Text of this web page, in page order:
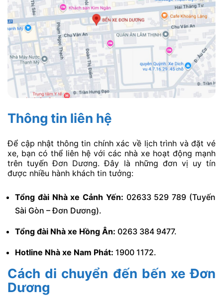
Thông tin liên hệ
Để cập nhật thông tin chính xác về lịch trình và đặt vé
xe, bạn có thể liên hệ với các nhà xe hoạt động mạnh
trên tuyến Đơn Dương. Đây là những đơn vị uy tín
được nhiều hành khách tin tưởng:
Tổng đài Nhà xe Cảnh Yến: 02633 529 789 (Tuyến
Sài Gòn – Đơn Dương).
Tổng đài Nhà xe Hồng Ân: 0263 384 9477.
Hotline Nhà xe Nam Phát: 1900 1172.
Cách di chuyển đến bến xe Đơn
Dương